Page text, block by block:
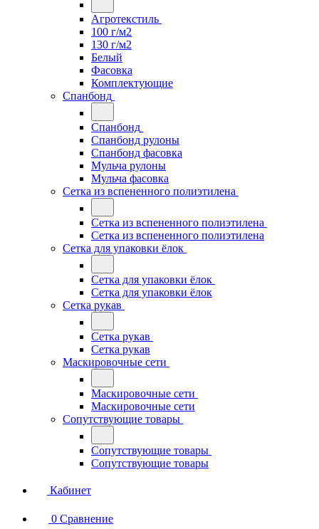
Агротекстиль
100 г/м2
130 г/м2
Белый
Фасовка
Комплектующие
Спанбонд
Спанбонд
Спанбонд рулоны
Спанбонд фасовка
Мульча рулоны
Мульча фасовка
Сетка из вспененного полиэтилена
Сетка из вспененного полиэтилена
Сетка из вспененного полиэтилена
Сетка для упаковки ёлок
Сетка для упаковки ёлок
Сетка для упаковки ёлок
Сетка рукав
Сетка рукав
Сетка рукав
Маскировочные сети
Маскировочные сети
Маскировочные сети
Сопутствующие товары
Сопутствующие товары
Сопутствующие товары
Кабинет
0 Сравнение